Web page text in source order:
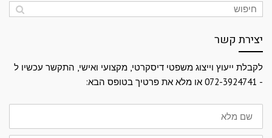
יצירת קשר
לקבלת ייעוץ וייצוג משפטי דיסקרטי, מקצועי ואישי, התקשר עכשיו ל
- 072-3924741 או מלא את פרטיך בטופס הבא:
שם
מלא